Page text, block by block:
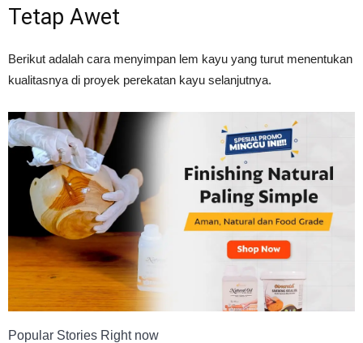
Tahan
Lama
Tetap Awet
Berikut adalah cara menyimpan lem kayu yang turut menentukan
kualitasnya di proyek perekatan kayu selanjutnya.
Popular Stories Right now